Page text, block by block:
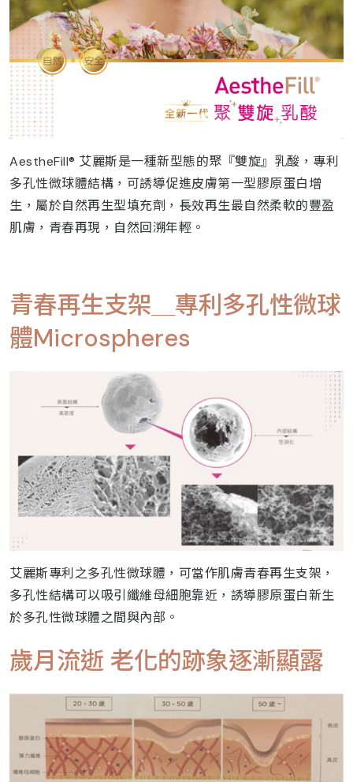
AestheFill® 艾麗斯是一種新型態的聚『雙旋』乳酸，專利
多孔性微球體結構，可誘導促進皮膚第一型膠原蛋白增
生，屬於自然再生型填充劑，長效再生最自然柔軟的豐盈
肌膚，青春再現，自然回溯年輕。
青春再生支架＿專利多孔性微球
體Microspheres
艾麗斯專利之多孔性微球體，可當作肌膚青春再生支架，
多孔性結構可以吸引纖維母細胞靠近，誘導膠原蛋白新生
於多孔性微球體之間與內部。
歲月流逝 老化的跡象逐漸顯露